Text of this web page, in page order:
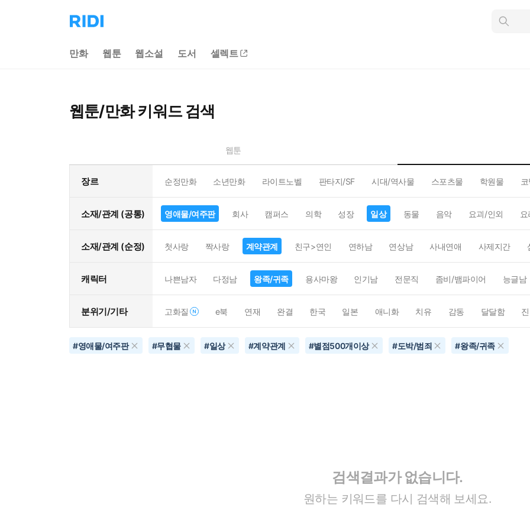
리
디
으
인
만화 웹툰 웹소설 도서 셀렉트
웹툰/만화 키워드 검색
웹툰
장르 순정만화 소년만화 라이트노벨 판타지/SF 시대/역사물 스포츠물 학원물
소재/관계 (공통) 영애물/여주판 회사 캠퍼스 의학 성장 일상 동물 음악 요괴/인외
소재/관계 (순정) 첫사랑 짝사랑 계약관계 친구>연인 연하남 연상남 사내연애 사제지간
캐릭터 나쁜남자 다정남 왕족/귀족 용사마왕 인기남 전문직 좀비/뱀파이어 능글남
분위기/기타 고화질 e북 연재 완결 한국 일본 애니화 치유 감동 달달함
#영애물/여주판 #무협물 #일상 #계약관계 #별점500개이상 #도박/범죄 #왕족/귀족
검색결과가 없습니다.
원하는 키워드를 다시 검색해 보세요.